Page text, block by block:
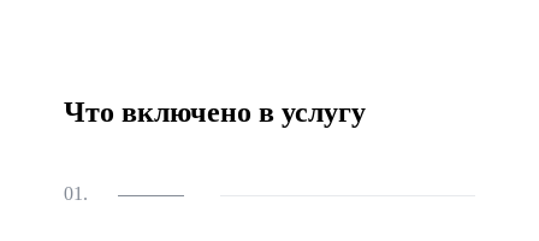
Что включено в услугу
01.